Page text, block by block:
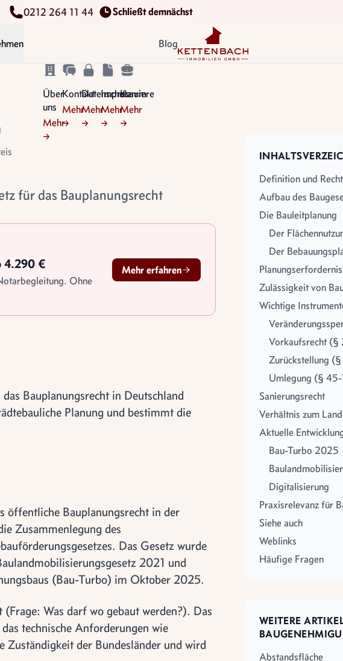
0212 264 11 44
Schließt demnächst
Über
uns
Mehr
→
Kontakt
Mehr
→
Datenschutz
Mehr
→
Impressum
Mehr
→
Karriere
Mehr
→
Blog Kettenbach Immobilien GmbH
für das Bauplanungsrecht
4.290 €
Ohne
Mehr erfahren
Bauplanungsrecht in Deutschland
Planung und bestimmt die
öffentliche Bauplanungsrecht in der
Zusammenlegung des
Das Gesetz wurde
2021 und
(Bau-Turbo) im Oktober 2025.
Was darf wo gebaut werden?). Das
technische Anforderungen wie
Zuständigkeit der Bundesländer und wird
Definition und
Aufbau des
Die Bauleitplanung
Der
Der
Zulässigkeit von
Wichtige
Vorkaufsrecht
Zurückstellung
Umlegung (§
Sanierungsrecht
Verhältnis zum
Aktuelle
Bau-Turbo 2025
Digitalisierung
Praxisrelevanz für
Siehe auch
Weblinks
Häufige Fragen
WEITERE
Abstandsfläche